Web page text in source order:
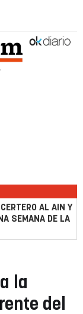
AL AIN Y
SEMANA DE LA
la
del